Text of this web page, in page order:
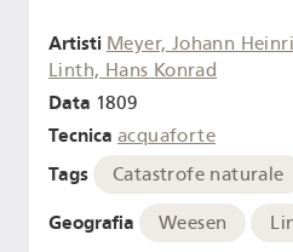
Artisti Meyer, Johann
Linth, Hans Konrad
Data 1809
Tecnica acquaforte
Tags Catastrofe naturale
Geografia Weesen